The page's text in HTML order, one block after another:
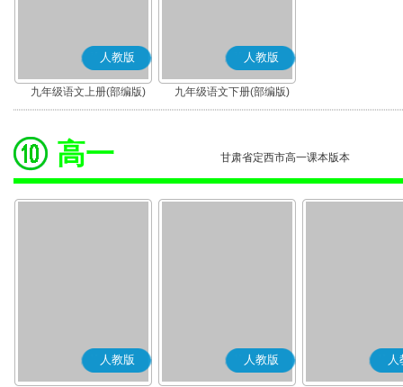
人教版
九年级语文上册(部编版)
人教版
九年级语文下册(部编版)
高一 甘肃省定西市高一课本版本
人教版 人教版 人